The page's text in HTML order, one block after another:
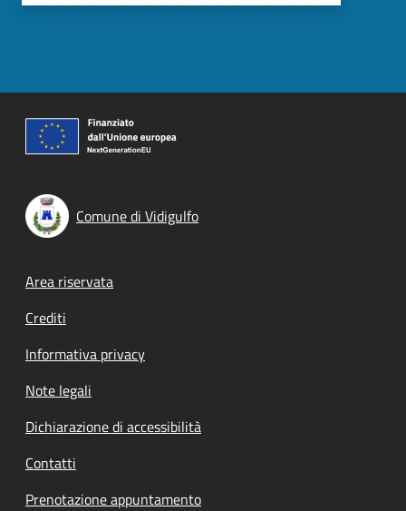
Comune di Vidigulfo
Footer menu
Area riservata
Crediti
Informativa privacy
Note legali
Dichiarazione di accessibilità
Contatti
Prenotazione appuntamento